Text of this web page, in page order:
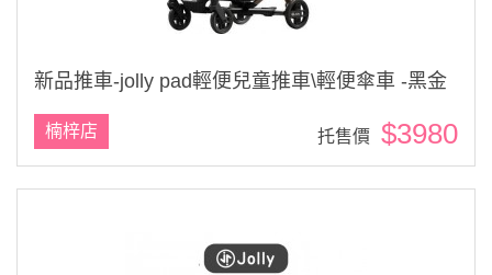
新品推車-jolly pad輕便兒童推車\輕便傘車 -黑金
$3980
托售價
楠梓店